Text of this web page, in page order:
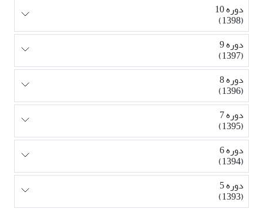
دوره 10
(1398)
دوره 9
(1397)
دوره 8
(1396)
دوره 7
(1395)
دوره 6
(1394)
دوره 5
(1393)